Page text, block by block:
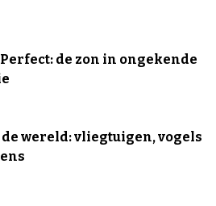
de zon in ongekende
de wereld: vliegtuigen, vogels